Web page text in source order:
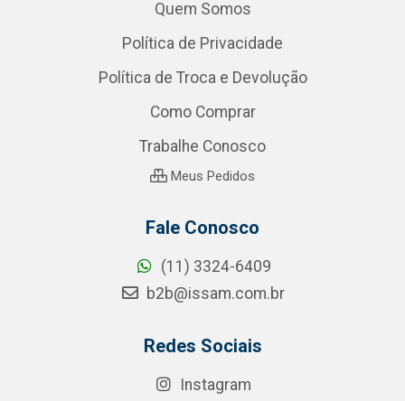
Quem Somos
Política de Privacidade
Política de Troca e Devolução
Como Comprar
Trabalhe Conosco
Meus Pedidos
Fale Conosco
(11) 3324-6409
b2b@issam.com.br
Redes Sociais
Instagram